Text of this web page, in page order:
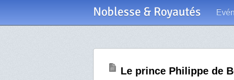
Noblesse & Royautés
Le prince Philippe de